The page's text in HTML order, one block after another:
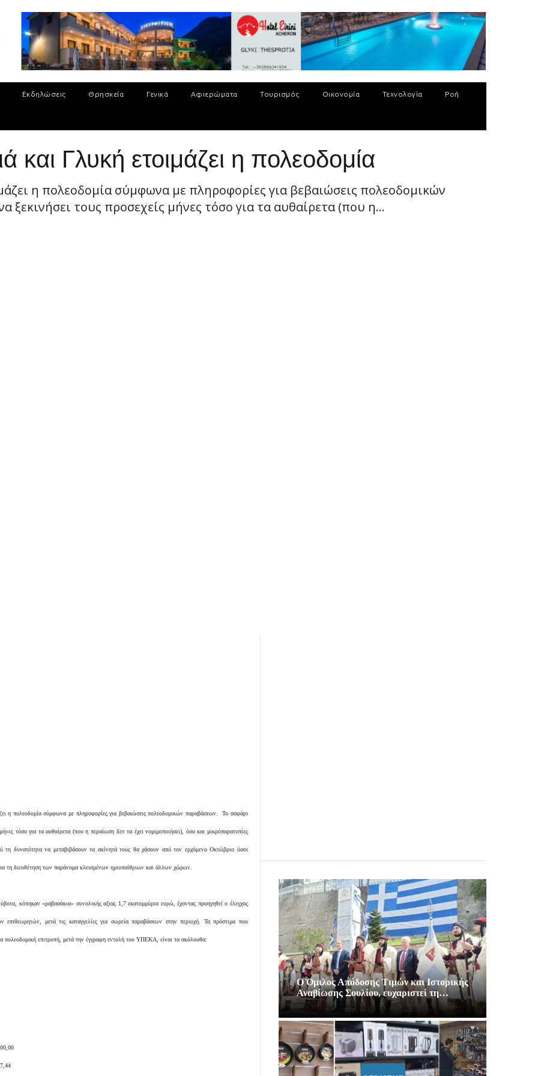
Εκδηλώσεις Θρησκεία Γενικά Αφιερώματα Τουρισμός Οικονομία Τεχνολογία Ροή
Γλυκή ετοιμάζει η πολεοδομία
η πολεοδομία σύμφωνα με πληροφορίες για βεβαιώσεις πολεοδομικών
τους προσεχείς μήνες τόσο για τα αυθαίρετα (που η...
η πολεοδομία σύμφωνα με πληροφορίες για βεβαιώσεις πολεοδομικών παραβάσεων. Το σαφάρι
τόσο για τα αυθαίρετα (που η περαίωση δεν τα έχει νομιμοποιήσει), όσο και μικρόπαρατυπίες
τη δυνατότητα να μεταβιβάσουν τα ακίνητά τους θα χάσουν από τον ερχόμενο Οκτώβριο όσοι
τη διευθέτηση των παράνομα κλεισμένων ημιυπαίθριων και άλλων χώρων.
κόπηκαν «ραβασάκια» συνολικής αξιας 1,7 εκατομμύρια ευρώ, έχοντας προηγηθεί ο έλεγχος
επιθεωρητών, μετά τις καταγγελίες για σωρεία παραβάσεων στην περιοχή. Τα πρόστιμα που
πολεοδομική επιτροπή, μετά την έγγραφη εντολή του ΥΠΕΚΑ, είναι τα ακόλουθα:
Ο Όμιλος Απόδοσης Τιμών και Ιστορικής
Αναβίωσης Σουλίου, ευχαριστεί τη…